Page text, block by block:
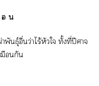
น
พันธุ์อื่นว่าไร้หัวใ ทั้งที่ปีศาจ
อนกัน